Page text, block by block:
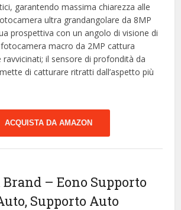
garantendo massima chiarezza alle
ultra grandangolare da 8MP
prospettiva con un angolo di visione di
fotocamera macro da 2MP cattura
ravvicinati; il sensore di profondità da
di catturare ritratti dall’aspetto più
ACQUISTA DA AMAZON
– Eono Supporto
Supporto Auto